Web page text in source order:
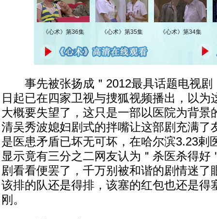
事先被张扬成＂2012最具话题电视剧
日起已在四家卫视与捜狐视频播出，以为
大概要失望了，这只是一部以医院为背景
清吴秀波媳妇剧式的拌嘴让这部剧充满了
是医患矛盾已坏无可坏，在哈尔滨3.23剌
显示竟有三分之二网友认为＂杀医杀得好
剧看看便罢了，千万别被和谐的剧情迷了
该排的队还是得排，该塞的红包也还是得
刚。